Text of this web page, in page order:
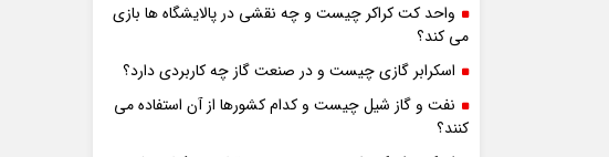
واحد کت کراکر چیست و چه نقشی در پالایشگاه ها بازی
می کند؟
اسکرابر گازی چیست و در صنعت گاز چه کاربردی دارد؟
نفت و گاز شیل چیست و کدام کشورها از آن استفاده می
کنند؟